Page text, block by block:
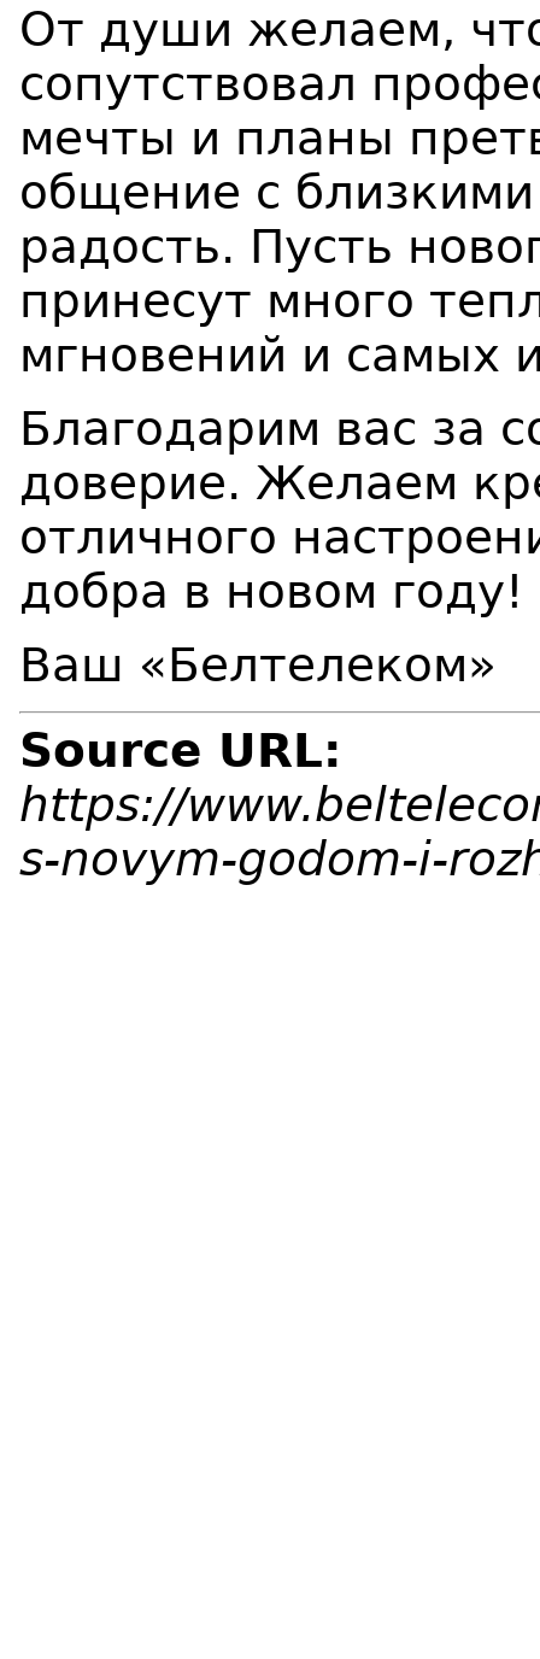
От души желаем,
сопутствовал
мечты и планы
общение с
радость. Пусть
принесут много
мгновений и самых
Благодарим вас за
доверие. Желаем
отличного
добра в новом году!
Ваш «Белтелеком»
Source URL:
https://
s-novym-godom-i-